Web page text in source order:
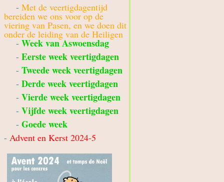
- Met de veertigdagentijd
bereiden we ons voor op de
viering van Pasen, en we doen dit
onder de leiding van de Heiligen
- Week van Aswoensdag
- Eerste week veertigdagen
- Tweede week veertigdagen
- Derde week veertigdagen
- Vierde week veertigdagen
- Vijfde week veertigdagen
- Goede week
- Advent en Kerst 2024-5